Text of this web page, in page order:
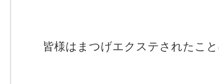
皆様はまつげエクステされたこ